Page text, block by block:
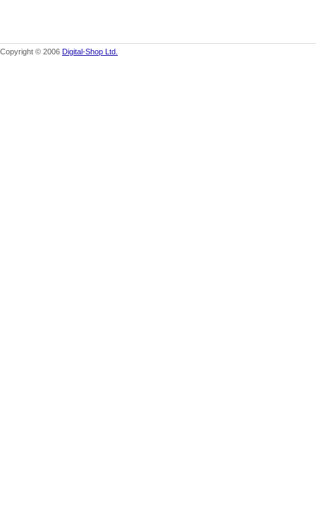
Copyright © 2006 Digital-Shop Ltd.